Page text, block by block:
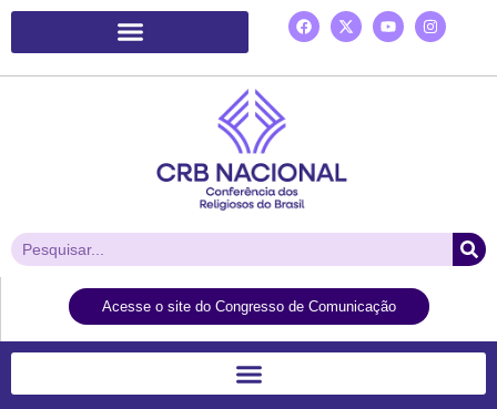
Acesse o site do Congresso de Comunicação